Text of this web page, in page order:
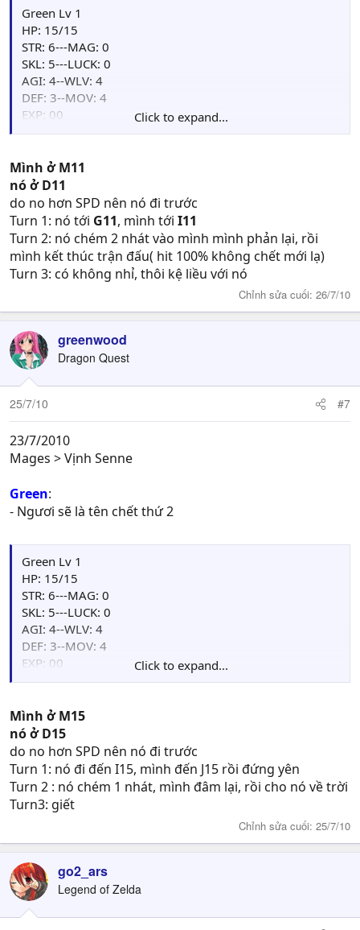
Green Lv 1
HP: 15/15
STR: 6---MAG: 0
SKL: 5---LUCK: 0
AGI: 4--WLV: 4
DEF: 3--MOV: 4
EXP: 00
Points: 00
Spear(50/50)
Item: Herb(4)
VS
Thief ---- LV1
-------LV2-----Lv3
HP---------15---------17--------18
Str---------4 ----------5---------6
Agi---------5----------6----------6
Def---------4----------4----------5
Mag--------0
----------0----------2
Luck--------0----------1----------2
Move: 4
Skill: Sea Mastery: Tăng 10%HIT,EVA và 1MOVE
Weapon--Slim Sword--iron Sword-Scrimita
Click to expand...
Mình ở M11
nó ở D11
do no hơn SPD nên nó đi trước
Turn 1: nó tới G11, mình tới I11
Turn 2: nó chém 2 nhát vào mình mình phản lại, rồi
mình kết thúc trận đấu( hit 100% không chết mới lạ)
Turn 3: có không nhỉ, thôi kệ liều với nó
Chỉnh sửa cuối: 26/7/10
greenwood
Dragon Quest
25/7/10 #7
23/7/2010
Mages > Vịnh Senne
Green:
- Ngươi sẽ là tên chết thứ 2
Green Lv 1
HP: 15/15
STR: 6---MAG: 0
SKL: 5---LUCK: 0
AGI: 4--WLV: 4
DEF: 3--MOV: 4
EXP: 00
Points: 00
Spear(50/50)
Item: Herb(4)
VS
Thief -----Lv3
--------18
Skl---------5
Agi----------6
Def----------5
Mag
----------2
Luck----------2
Click to expand...
Mình ở M15
nó ở D15
do no hơn SPD nên nó đi trước
Turn 1: nó đi đến I15, mình đến J15 rồi đứng yên
Turn 2 : nó chém 1 nhát, mình đâm lại, rồi cho nó về trời
Turn3: giết
Chỉnh sửa cuối: 25/7/10
go2_ars
Legend of Zelda